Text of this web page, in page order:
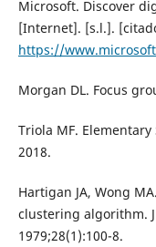
Microsoft. Discover
[Internet]. [s.l.].
https://
Morgan DL. Focus
Triola MF.
2018.
Hartigan JA, Wong
clustering algorithm. J
1979;28(1):100-8.